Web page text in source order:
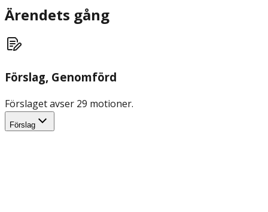
Ärendets gång
Förslag, Genomförd
Förslaget avser 29 motioner.
Förslag